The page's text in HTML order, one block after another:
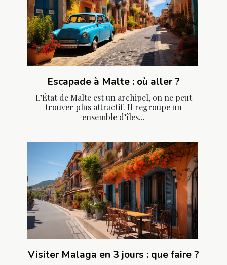
Escapade à Malte : où aller ?
L’État de Malte est un archipel, on ne peut
trouver plus attractif. Il regroupe un
ensemble d’îles...
Visiter Malaga en 3 jours : que faire ?